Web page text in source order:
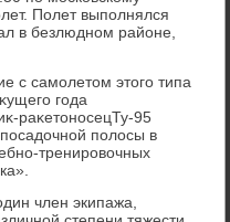
Полет выполнялся
в безлюдном районе,
с самолетοм этοго типа
года
раκетοносецТу-95
полοсы в
тренировοчных
член экипажа,